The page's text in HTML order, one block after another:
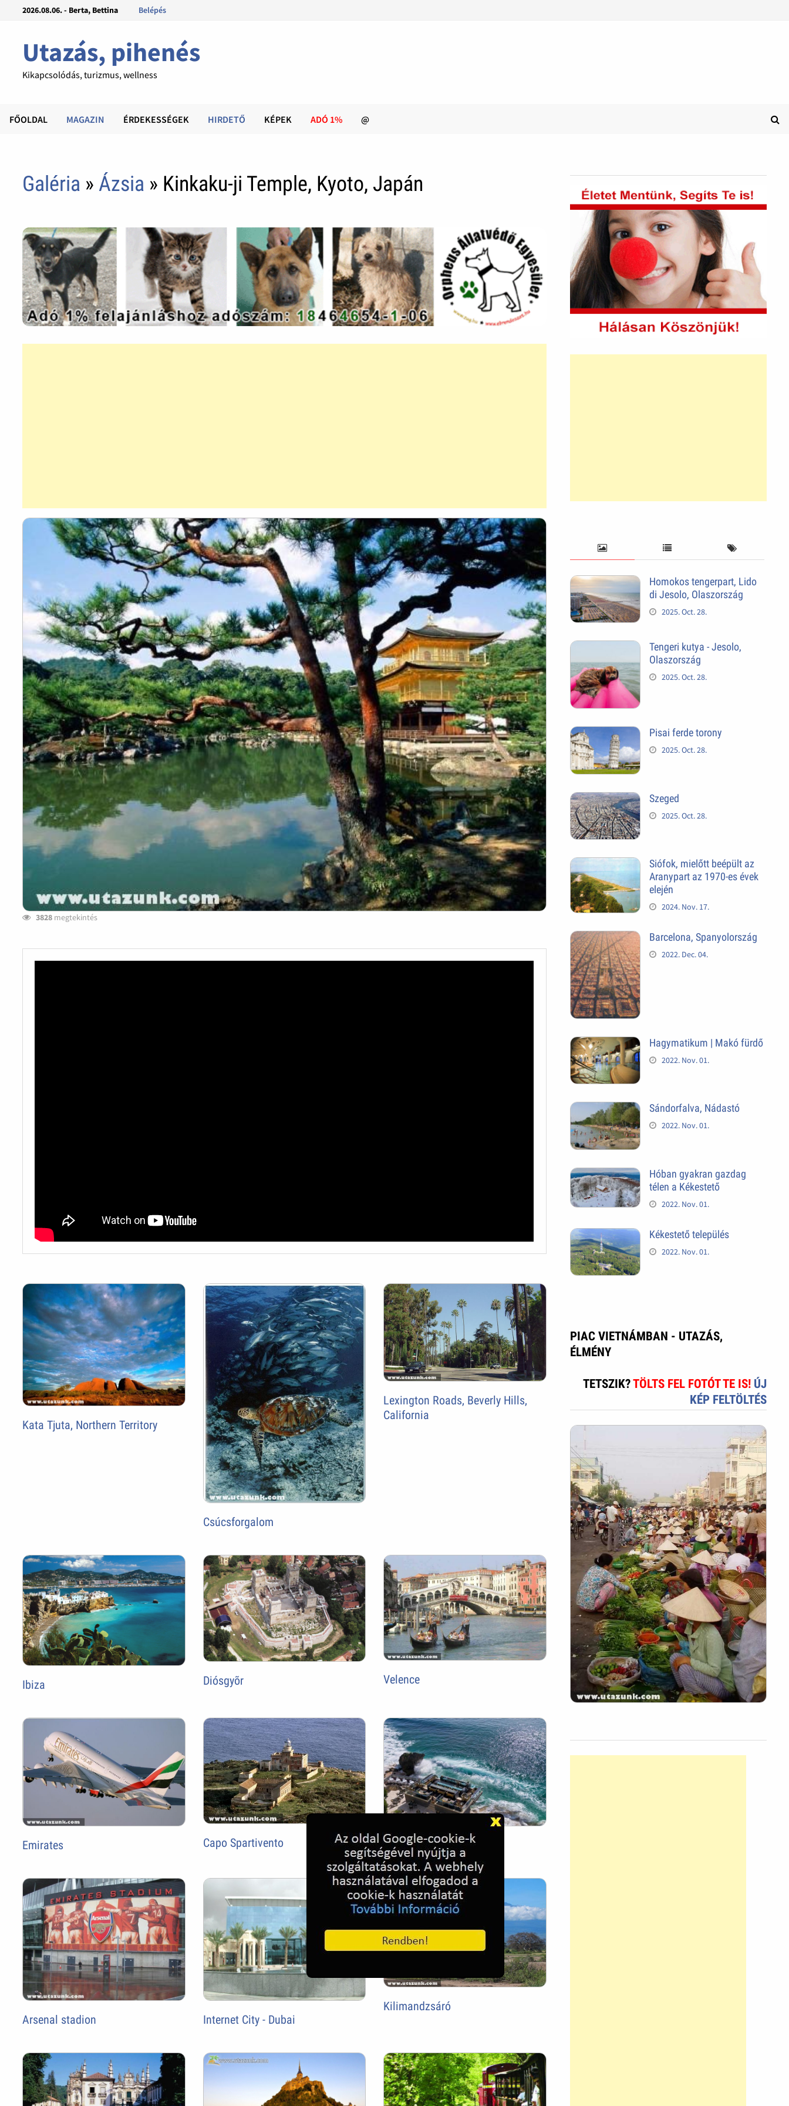
2026.08.06. - Berta, Bettina Belépés
Utazás, pihenés
Kikapcsolódás, turizmus, wellness
FŐOLDAL MAGAZIN ÉRDEKESSÉGEK HIRDETŐ KÉPEK ADÓ 1% @
Galéria » Ázsia » Kinkaku-ji Temple, Kyoto, Japán
3828 megtekintés
Kata Tjuta, Northern Territory
Csúcsforgalom
Lexington Roads, Beverly Hills,
California
Ibiza Diósgyõr Velence
Emirates Capo Spartivento Luxus bár balin
Arsenal stadion Internet City - Dubai
Kilimandzsáró
Homokos tengerpart, Lido
di Jesolo, Olaszország
2025. Oct. 28.
Tengeri kutya - Jesolo,
Olaszország
2025. Oct. 28.
Pisai ferde torony
2025. Oct. 28.
Szeged
2025. Oct. 28.
Siófok, mielőtt beépült az
Aranypart az 1970-es évek
elején
2024. Nov. 17.
Barcelona, Spanyolország
2022. Dec. 04.
Hagymatikum | Makó fürdő
2022. Nov. 01.
Sándorfalva, Nádastó
2022. Nov. 01.
Hóban gyakran gazdag
télen a Kékestető
2022. Nov. 01.
Kékestető település
2022. Nov. 01.
PIAC VIETNÁMBAN - UTAZÁS,
ÉLMÉNY
TETSZIK?TÖLTS FEL FOTÓT TE IS! ÚJ
KÉP FELTÖLTÉS